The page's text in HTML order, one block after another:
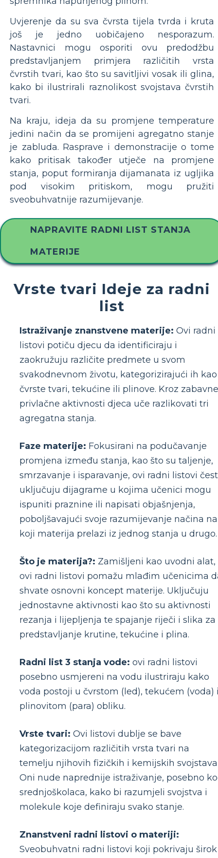
Uvjerenje da su sva čvrsta tijela tvrda i kruta
još je jedno uobičajeno nesporazum.
Nastavnici mogu osporiti ovu predodžbu
predstavljanjem primjera različitih vrsta
čvrstih tvari, kao što su savitljivi vosak ili glina,
kako bi ilustrirali raznolikost svojstava čvrstih
tvari.
Na kraju, ideja da su promjene temperature
jedini način da se promijeni agregatno stanje
je zabluda. Rasprave i demonstracije o tome
kako pritisak također utječe na promjene
stanja, poput formiranja dijamanata iz ugljika
pod visokim pritiskom, mogu pružiti
sveobuhvatnije razumijevanje.
NAPRAVITE RADNI LIST STANJA
MATERIJE
Vrste tvari Ideje za radni
list
Istraživanje znanstvene materije: Ovi radni
listovi potiču djecu da identificiraju i
zaokružuju različite predmete u svom
svakodnevnom životu, kategorizirajući ih kao
čvrste tvari, tekućine ili plinove. Kroz
privlačne aktivnosti djeca uče razlikovati tri
agregatna stanja.
Faze materije: Fokusirani na podučavanje
promjena između stanja, kao što su taljenje,
smrzavanje i isparavanje, ovi radni listovi
uključuju dijagrame u kojima učenici mogu
ispuniti praznine ili napisati objašnjenja,
poboljšavajući svoje razumijevanje načina na
koji materija prelazi iz jednog stanja u drugo.
Što je materija?: Zamišljeni kao uvodni alat,
ovi radni listovi pomažu mlađim učenicima
shvate osnovni koncept materije. Uključuju
jednostavne aktivnosti kao što su aktivnosti
rezanja i lijepljenja te spajanje riječi i slika za
predstavljanje krutine, tekućine i plina.
Radni list 3 stanja vode: ovi radni listovi
posebno usmjereni na vodu ilustriraju kako
voda postoji u čvrstom (led), tekućem (voda)
plinovitom (para) obliku.
Vrste tvari: Ovi listovi dublje se bave
kategorizacijom različitih vrsta tvari na
temelju njihovih fizičkih i kemijskih
Oni nude naprednije istraživanje, posebno
srednjoškolaca, kako bi razumjeli svojstva i
molekule koje definiraju svako stanje.
Znanstveni radni listovi o materiji:
Sveobuhvatni radni listovi koji pokrivaju širok